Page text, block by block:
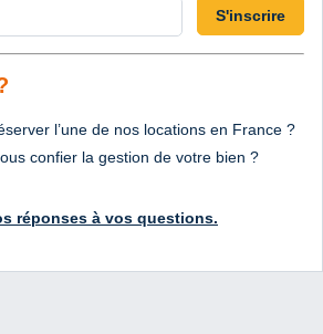
S'inscrire
l’une de nos locations en France ?
confier la gestion de votre bien ?
réponses à vos questions.